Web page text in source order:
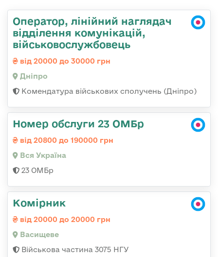
Оператор, лінійний наглядач
відділення комунікацій,
військовослужбовець
від 20000 до 30000 грн
Дніпро
Комендатура військових сполучень (Дніпро)
Номер обслуги 23 ОМБр
від 20800 до 190000 грн
Вся Україна
23 ОМБр
Комірник
від 20000 до 20000 грн
Васищеве
Військова частина 3075 НГУ